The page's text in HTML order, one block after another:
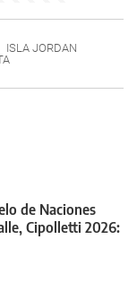
ISLA JORDAN
de Naciones
Cipolletti 2026: